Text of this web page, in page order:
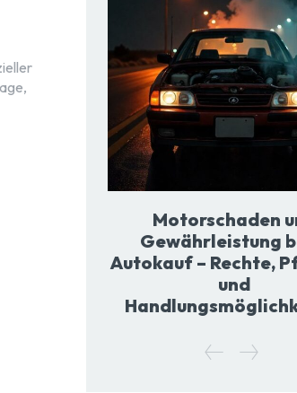
Motorschaden
Gewährleistung
Autokauf – Rechte,
und